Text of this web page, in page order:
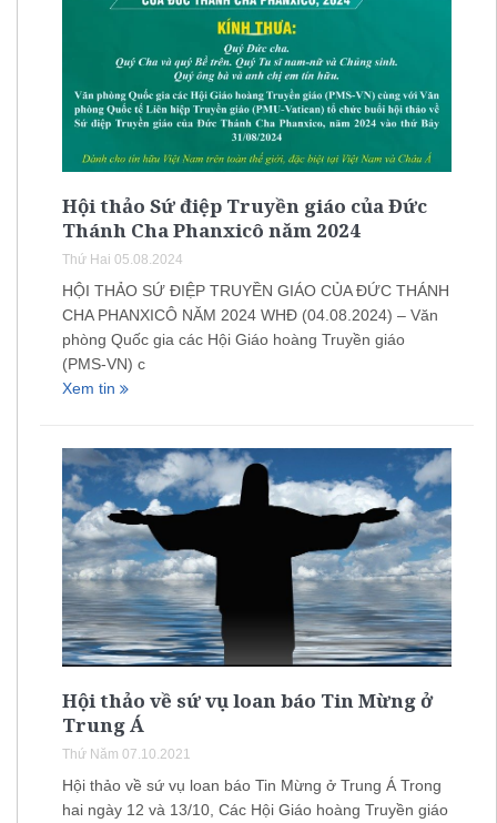
Hội thảo Sứ điệp Truyền giáo của Đức
Thánh Cha Phanxicô năm 2024
Thứ Hai 05.08.2024
HỘI THẢO SỨ ĐIỆP TRUYỀN GIÁO CỦA ĐỨC THÁNH
CHA PHANXICÔ NĂM 2024 WHĐ (04.08.2024) – Văn
phòng Quốc gia các Hội Giáo hoàng Truyền giáo
(PMS-VN) c
Xem tin
Hội thảo về sứ vụ loan báo Tin Mừng ở
Trung Á
Thứ Năm 07.10.2021
Hội thảo về sứ vụ loan báo Tin Mừng ở Trung Á Trong
hai ngày 12 và 13/10, Các Hội Giáo hoàng Truyền giáo